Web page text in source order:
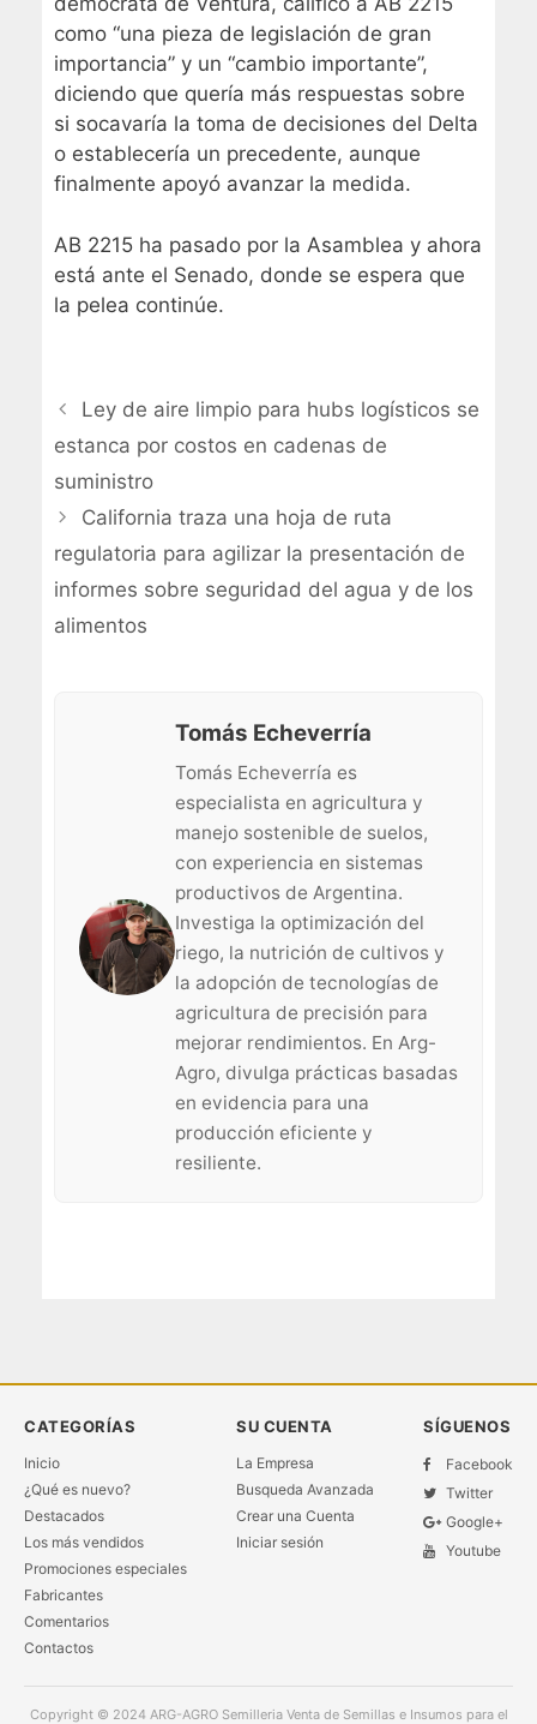
como “una pieza de legislación de gran
importancia” y un “cambio importante”,
diciendo que quería más respuestas sobre
si socavaría la toma de decisiones del Delta
o establecería un precedente, aunque
finalmente apoyó avanzar la medida.
AB 2215 ha pasado por la Asamblea y ahora
está ante el Senado, donde se espera que
la pelea continúe.
Ley de aire limpio para hubs logísticos se
estanca por costos en cadenas de
suministro
California traza una hoja de ruta
regulatoria para agilizar la presentación de
informes sobre seguridad del agua y de los
alimentos
Tomás Echeverría
Tomás Echeverría es
especialista en agricultura y
manejo sostenible de suelos,
con experiencia en sistemas
productivos de Argentina.
Investiga la optimización del
riego, la nutrición de cultivos y
la adopción de tecnologías de
agricultura de precisión para
mejorar rendimientos. En Arg-
Agro, divulga prácticas basadas
en evidencia para una
producción eficiente y
resiliente.
CATEGORÍAS
Inicio
¿Qué es nuevo?
Destacados
Los más vendidos
Promociones especiales
Fabricantes
Comentarios
Contactos
SU CUENTA
La Empresa
Busqueda Avanzada
Crear una Cuenta
Iniciar sesión
SÍGUENOS
Facebook
Twitter
Google+
Youtube
Copyright © 2024 ARG-AGRO Semilleria Venta de Semillas e Insumos para el